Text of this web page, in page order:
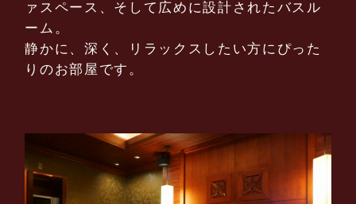
ァスペース、そして広めに設計されたバスル
ーム。
静かに、深く、リラックスしたい方にぴった
りのお部屋です。